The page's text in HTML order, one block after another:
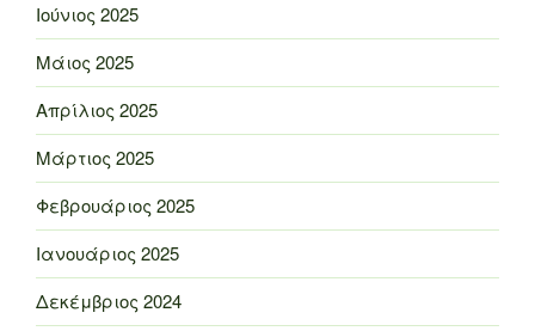
Ιούνιος 2025
Μάιος 2025
Απρίλιος 2025
Μάρτιος 2025
Φεβρουάριος 2025
Ιανουάριος 2025
Δεκέμβριος 2024